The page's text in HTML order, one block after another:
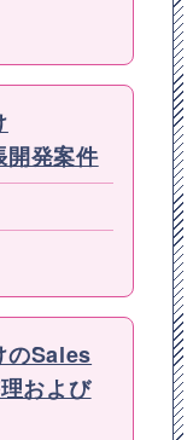
発案件
のSales
および